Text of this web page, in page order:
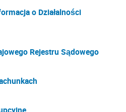
o Działalności
Rejestru Sądowego